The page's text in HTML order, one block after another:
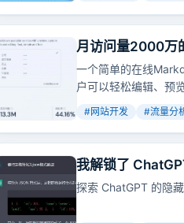
月访问量2000万
一个简单的在线
户可以轻松编辑、预
字背后的流量来源是
#网站开发 #流量分
我解锁了
化输出
探索 ChatGPT 的隐